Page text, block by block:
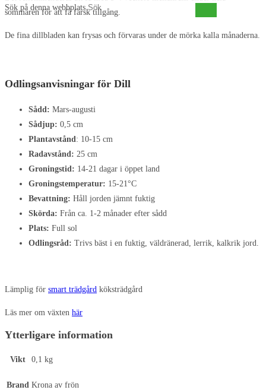
Sök på denna webbplats
sommaren för att få färsk tillgång.
De fina dillbladen kan frysas och förvaras under de mörka kalla månaderna.
Odlingsanvisningar för Dill
Sådd: Mars-augusti
Sådjup: 0,5 cm
Plantavstånd: 10-15 cm
Radavstånd: 25 cm
Groningstid: 14-21 dagar i öppet land
Groningstemperatur: 15-21°C
Bevattning: Håll jorden jämnt fuktig
Skörda: Från ca. 1-2 månader efter sådd
Plats: Full sol
Odlingsråd: Trivs bäst i en fuktig, väldränerad, lerrik, kalkrik jord.
Lämplig för smart trädgård köksträdgård
Läs mer om växten här
Ytterligare information
Vikt 0,1 kg
Brand Krona av frön